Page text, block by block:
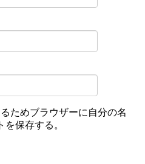
ためブラウザーに自分の名
保存する。